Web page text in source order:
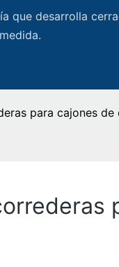
que desarrolla
para cajones